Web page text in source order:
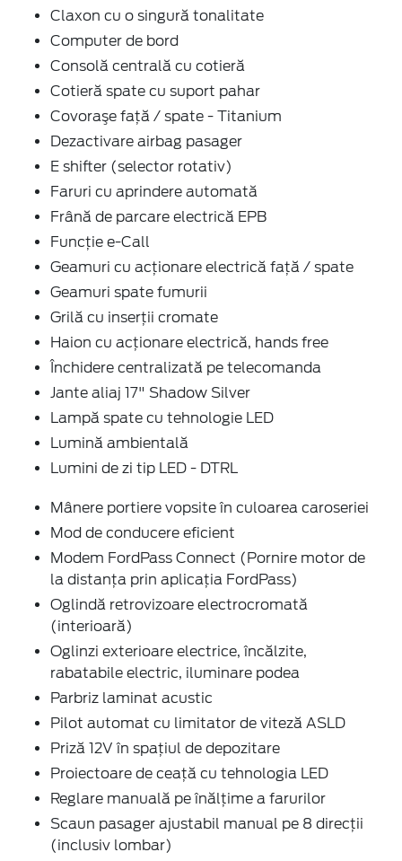
Claxon cu o singură tonalitate
Computer de bord
Consolă centrală cu cotieră
Cotieră spate cu suport pahar
Covoraşe faţă / spate - Titanium
Dezactivare airbag pasager
E shifter (selector rotativ)
Faruri cu aprindere automată
Frână de parcare electrică EPB
Funcție e-Call
Geamuri cu acţionare electrică faţă / spate
Geamuri spate fumurii
Grilă cu inserţii cromate
Haion cu acţionare electrică, hands free
Închidere centralizată pe telecomanda
Jante aliaj 17" Shadow Silver
Lampă spate cu tehnologie LED
Lumină ambientală
Lumini de zi tip LED - DTRL
Mânere portiere vopsite în culoarea caroseriei
Mod de conducere eficient
Modem FordPass Connect (Pornire motor de
la distanța prin aplicația FordPass)
Oglindă retrovizoare electrocromată
(interioară)
Oglinzi exterioare electrice, încălzite,
rabatabile electric, iluminare podea
Parbriz laminat acustic
Pilot automat cu limitator de viteză ASLD
Priză 12V în spaţiul de depozitare
Proiectoare de ceaţă cu tehnologia LED
Reglare manuală pe înălţime a farurilor
Scaun pasager ajustabil manual pe 8 direcţii
(inclusiv lombar)